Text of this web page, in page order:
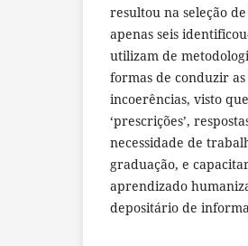
resultou na seleção de
apenas seis
utilizam de
formas de conduzir
incoerências, visto
‘prescrições’,
necessidade de
graduação, e
aprendizado
depositário de